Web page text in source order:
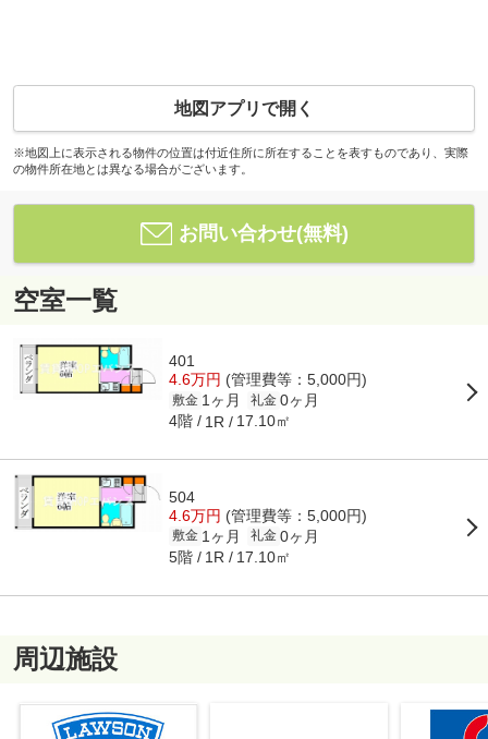
地図アプリで開く
※地図上に表示される物件の位置は付近住所に所在することを表すものであり、実際
の物件所在地とは異なる場合がございます。
お問い合わせ(無料)
空室一覧
401
4.6万円 (管理費等：5,000円)
敷金 1ヶ月 礼金 0ヶ月
4階 1R 17.10㎡
504
4.6万円 (管理費等：5,000円)
敷金 1ヶ月 礼金 0ヶ月
5階 1R 17.10㎡
周辺施設